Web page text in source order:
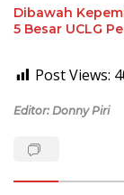
Dibawah
5 Besar UCLG
Post Views:
Editor: Donny Piri